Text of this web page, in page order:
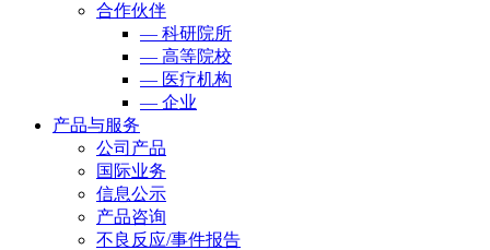
合作伙伴
— 科研院所
— 高等院校
— 医疗机构
— 企业
产品与服务
公司产品
国际业务
信息公示
产品咨询
不良反应/事件报告